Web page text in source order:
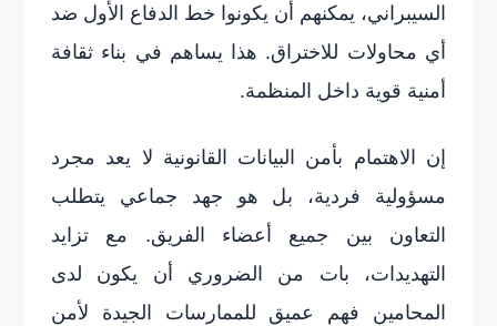
السيبراني، يمكنهم أن يكونوا خط الدفاع الأول ضد
أي محاولات للاختراق. هذا يساهم في بناء ثقافة
أمنية قوية داخل المنظمة.
إن الاهتمام بأمن البيانات القانونية لا يعد مجرد
مسؤولية فردية، بل هو جهد جماعي يتطلب
التعاون بين جميع أعضاء الفريق. مع تزايد
التهديدات، بات من الضروري أن يكون لدى
المحامين فهم عميق للممارسات الجيدة لأمن